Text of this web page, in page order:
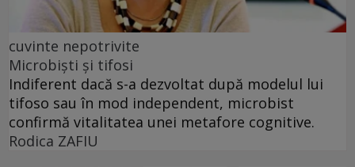
cuvinte nepotrivite
Microbiști și tifosi
Indiferent dacă s-a dezvoltat după modelul lui
tifoso sau în mod independent, microbist
confirmă vitalitatea unei metafore cognitive.
Rodica ZAFIU